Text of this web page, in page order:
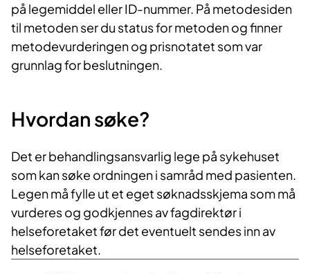
på legemiddel eller ID-nummer. På metodesiden
til metoden ser du status for metoden og finner
metodevurderingen og prisnotatet som var
grunnlag for beslutningen.
Hvordan søke?
Det er behandlingsansvarlig lege på sykehuset
som kan søke ordningen i samråd med pasienten.
Legen må fylle ut et eget søknadsskjema som må
vurderes og godkjennes av fagdirektør i
helseforetaket før det eventuelt sendes inn av
helseforetaket.